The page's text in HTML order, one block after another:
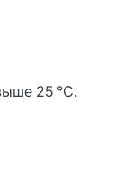
25 °С.